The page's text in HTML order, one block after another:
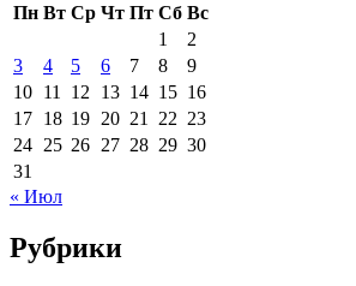
Пн Вт Ср Чт Пт Сб Вс
1
2
3
4 5 6 7 8
9
10 11 12 13 14 15 16
17 18 19 20 21 22 23
24 25 26 27 28 29 30
31
« Июл
Рубрики